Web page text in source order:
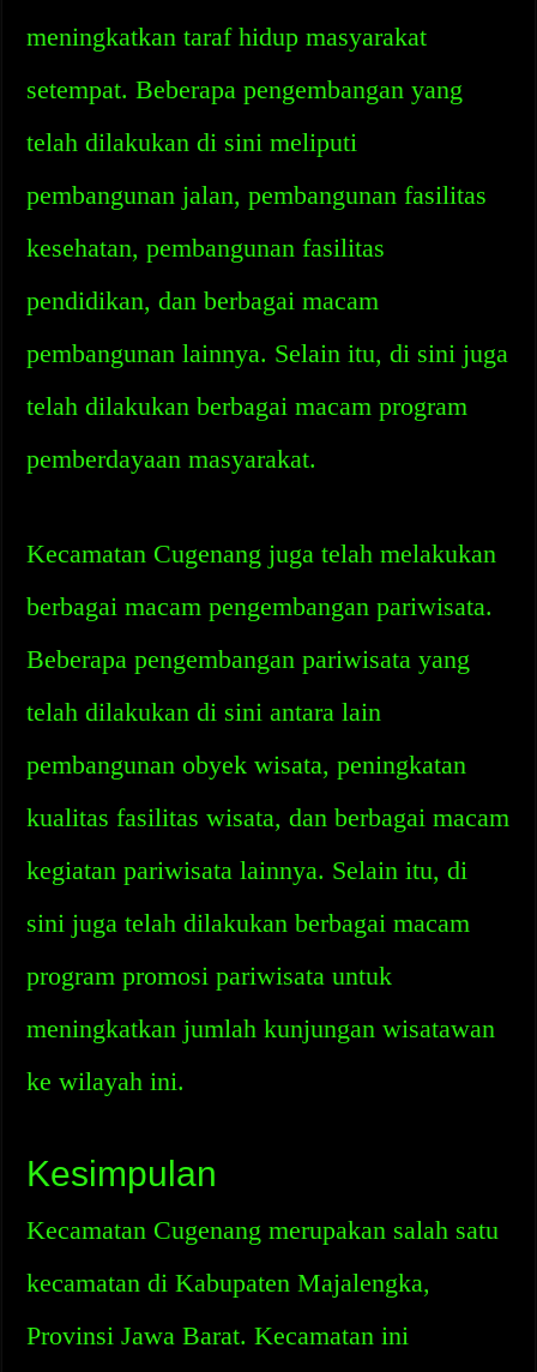
meningkatkan taraf hidup masyarakat
setempat. Beberapa pengembangan yang
telah dilakukan di sini meliputi
pembangunan jalan, pembangunan fasilitas
kesehatan, pembangunan fasilitas
pendidikan, dan berbagai macam
pembangunan lainnya. Selain itu, di sini juga
telah dilakukan berbagai macam program
pemberdayaan masyarakat.
Kecamatan Cugenang juga telah melakukan
berbagai macam pengembangan pariwisata.
Beberapa pengembangan pariwisata yang
telah dilakukan di sini antara lain
pembangunan obyek wisata, peningkatan
kualitas fasilitas wisata, dan berbagai macam
kegiatan pariwisata lainnya. Selain itu, di
sini juga telah dilakukan berbagai macam
program promosi pariwisata untuk
meningkatkan jumlah kunjungan wisatawan
ke wilayah ini.
Kesimpulan
Kecamatan Cugenang merupakan salah satu
kecamatan di Kabupaten Majalengka,
Provinsi Jawa Barat. Kecamatan ini